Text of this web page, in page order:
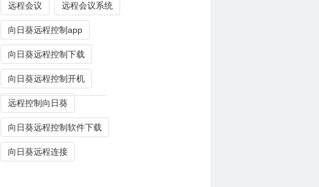
远程会议 远程会议系统
向日葵远程控制app
向日葵远程控制下载
向日葵远程控制开机
远程控制向日葵
向日葵远程控制软件下载
向日葵远程连接